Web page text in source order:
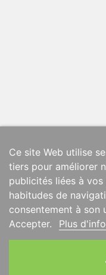
Ce site Web utilise
tiers pour améliorer
publicités liées à
habitudes de
consentement à son
Accepter.
Plus